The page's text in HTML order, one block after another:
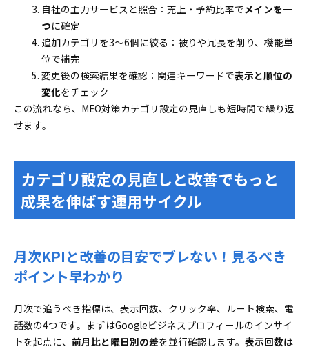
自社の主力サービスと照合：売上・予約比率でメインを一
つに確定
追加カテゴリを3〜6個に絞る：被りや冗長を削り、機能単
位で補完
変更後の検索結果を確認：関連キーワードで表示と順位の
変化をチェック
この流れなら、MEO対策カテゴリ設定の見直しも短時間で繰り返
せます。
カテゴリ設定の見直しと改善でもっと
成果を伸ばす運用サイクル
月次KPIと改善の目安でブレない！見るべき
ポイント早わかり
月次で追うべき指標は、表示回数、クリック率、ルート検索、電
話数の4つです。まずはGoogleビジネスプロフィールのインサイ
トを起点に、 前月比と曜日別の差を並行確認します。 表示回数は